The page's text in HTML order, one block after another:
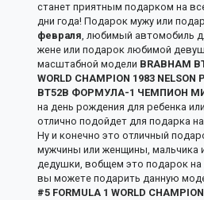
станет приятным подарком на
дни года! Подарок мужу или
февраля, любимый автомобиль
жене или подарок любимой
масштабной модели BRABHAM
WORLD CHAMPION 1983
BT52B ФОРМУЛА-1 ЧЕМПИОН
на день рождения для ребенка
отлично подойдет для подарка
Ну и конечно это отличный
мужчины или женщины, мальчика
дедушки, вобщем это подарок
вы можете подарить данную
#5 FORMULA 1 WORLD